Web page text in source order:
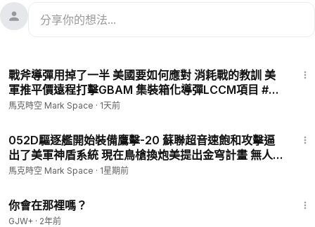
00:00北韓試射四十多發導彈
00:43
09:28北極星1號：新型固體火箭中程導彈
10:53火星-15號：朝鮮最強大洲際彈道導彈
12:16朝鮮的巡航導彈
🚀 金正恩癡迷導彈核武 壓力下導彈試射暴增
從2011年開始掌權的金正恩，與他的父親和爺爺相比，因為缺乏
南韓新任總統尹錫悅的強硬姿態，再加上俄式武器在烏克蘭戰場
戰斧導彈用掉了一半 美國要如何應對 消耗戰的教訓 美
軍推平價遠程打擊GBAM 集裝箱化導彈LCCM項目 #巡
航導彈 #腐蝕匕首 #集裝箱化導彈 #GBAM #LCCM |
馬克時空 Mark Space · 1天前
052D驅逐艦開始裝備鷹擊-20 蘇聯超音速飽和攻擊逼
出了美軍神盾系統 現在鳥槍換炮美提出金穹計畫 無人機
威脅更大 #YJ20 #052D #高超音速導彈 #金穹計畫 #
馬克時空 Mark Space · 1星期前
你會在那裡嗎？
GJW+ · 2年前